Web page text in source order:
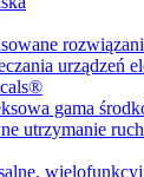
urządzeń
gama
utrzymanie